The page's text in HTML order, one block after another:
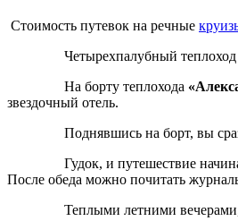
Стоимость путевок на речные
Четырехпалубный теплоход
На борту теплохода
звездочный отель.
Поднявшись на борт, вы сразу
Гудок, и путешествие
После обеда можно почитать
Теплыми летними вечерами, к